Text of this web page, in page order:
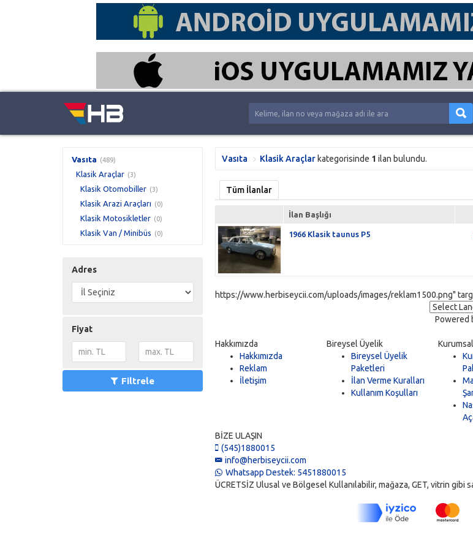
Vasıta (489)
Klasik Araçlar (3)
Klasik Otomobiller (3)
Klasik Arazi Araçları (0)
Klasik Motosikletler (0)
Klasik Van / Minibüs (0)
Adres
Fiyat
Filtrele
Vasıta Klasik Araçlar kategorisinde 1 ilan bulundu.
Tüm İlanlar
İlan Başlığı
1966 Klasik taunus P5
https://www.herbiseycii.com/uploads/images/reklam1500.png"
Powered
Hakkımızda
Hakkımızda
Reklam
İletişim
Bireysel Üyelik
Bireysel Üyelik
Paketleri
İlan Verme Kuralları
Kullanım Koşulları
BİZE ULAŞIN
(545)1880015
info@herbiseycii.com
Whatsapp Destek: 5451880015
ÜCRETSİZ Ulusal ve Bölgesel Kullanılabilir, mağaza, GET, vitrin gibi